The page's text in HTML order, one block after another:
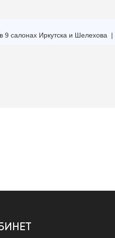
в 9 салонах Иркутска и Шелехова |